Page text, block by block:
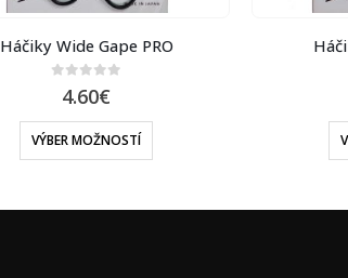
Háčiky Wide Gape PRO
out of 5
4.60€
VÝBER MOŽNOSTÍ